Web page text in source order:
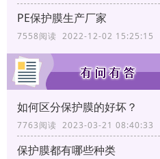
PE保护膜生产厂家
7558阅读 2022-12-02 15:25:15
如何区分保护膜的好坏？
7763阅读 2023-03-21 08:40:33
保护膜都有哪些种类